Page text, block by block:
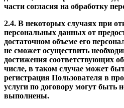
части согласия на обработку
2.4. В некоторых случаях при
персональных данных от
достаточном объеме его
не сможет осуществить
достижения соответствующих
числе, в таком случае может
регистрация Пользователя в
услуги по договору могут быть
выполнены.